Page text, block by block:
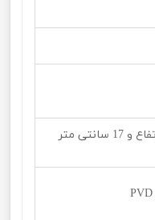
21 سانتی متر ارتفاع و 17 سانتی متر